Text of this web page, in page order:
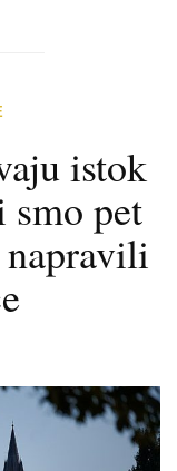
istok
pet